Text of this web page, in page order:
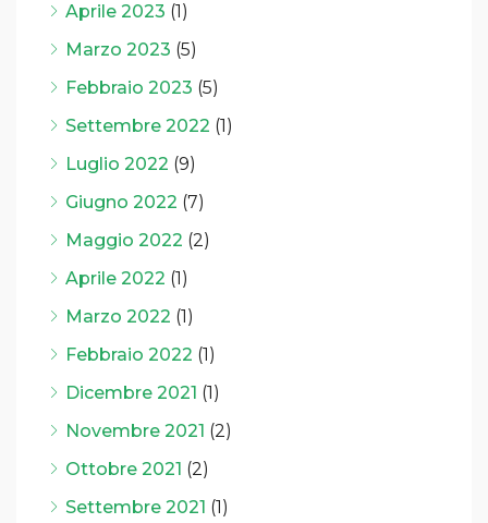
Aprile 2023 (1)
Marzo 2023 (5)
Febbraio 2023 (5)
Settembre 2022 (1)
Luglio 2022 (9)
Giugno 2022 (7)
Maggio 2022 (2)
Aprile 2022 (1)
Marzo 2022 (1)
Febbraio 2022 (1)
Dicembre 2021 (1)
Novembre 2021 (2)
Ottobre 2021 (2)
Settembre 2021 (1)